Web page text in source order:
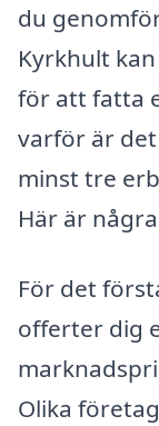
du
Kyrkhult
för att fatta
varför är
minst tre
Här är
För det
offerter dig
Olika